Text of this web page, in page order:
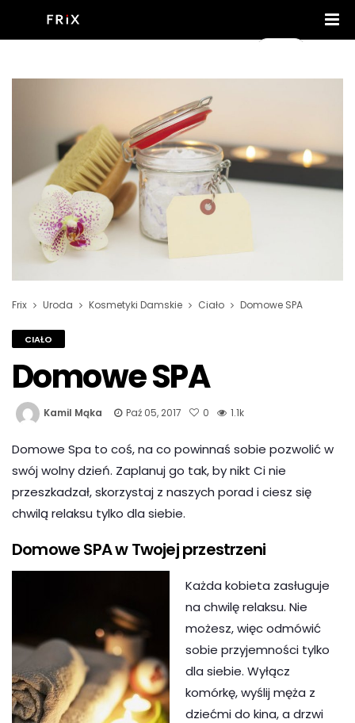
Frix Uroda Kosmetyki Damskie Ciało Domowe SPA
CIAŁO
Domowe SPA
Kamil Mąka Paź 05, 2017 0 1.1k
Domowe Spa to coś, na co powinnaś sobie pozwolić w
swój wolny dzień. Zaplanuj go tak, by nikt Ci nie
przeszkadzał, skorzystaj z naszych porad i ciesz się
chwilą relaksu tylko dla siebie.
Domowe SPA w Twojej przestrzeni
Każda kobieta zasługuje
na chwilę relaksu. Nie
możesz, więc odmówić
sobie przyjemności tylko
dla siebie. Wyłącz
komórkę, wyślij męża z
dziećmi do kina, a drzwi